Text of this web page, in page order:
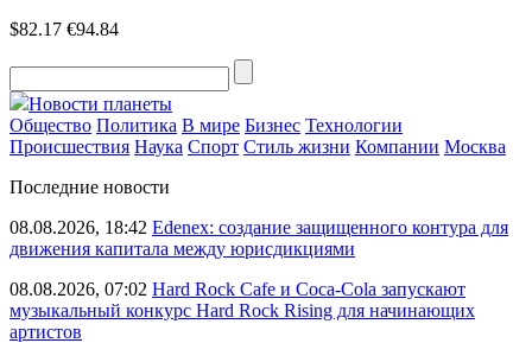
$82.17 €94.84
Новости планеты
Общество Политика В мире Бизнес Технологии
Происшествия Наука Спорт Стиль жизни Компании Москва
Последние новости
08.08.2026, 18:42 Edenex: создание защищенного контура для
движения капитала между юрисдикциями
08.08.2026, 07:02 Hard Rock Cafe и Coca-Cola запускают
музыкальный конкурс Hard Rock Rising для начинающих
артистов